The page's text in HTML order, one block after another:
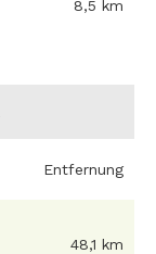
8,5 km
Entfernung
48,1 km